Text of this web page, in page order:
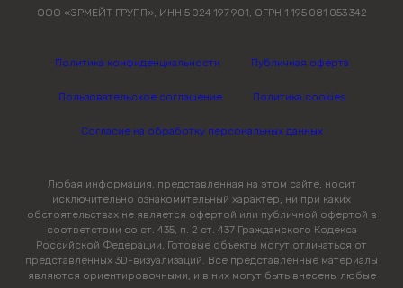
ООО «ЭРМЕЙТ ГРУПП», ИНН 5 024 197 901, ОГРН 1 195 081 053 342
Политика конфиденциальности Публичная оферта
Пользовательское соглашение Политика cookies
Согласие на обработку персональных данных
Любая информация, представленная на этом сайте, носит
исключительно ознакомительный характер, ни при каких
обстоятельствах не является офертой или публичной офертой в
соответствии со ст. 435, п. 2 ст. 437 Гражданского Кодекса
Российской Федерации. Готовые объекты могут отличаться от
представленных 3D-визуализаций. Все представленные материалы
являются ориентировочными, и в них могут быть внесены любые